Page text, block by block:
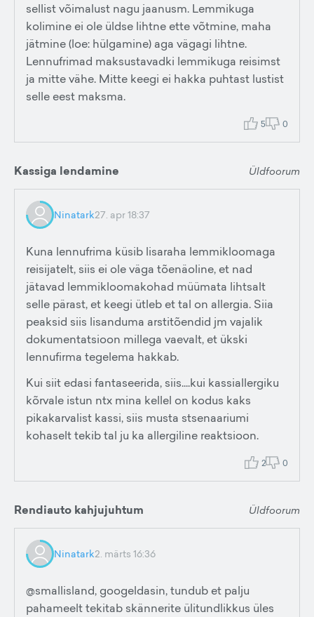
sellist võimalust nagu jaanusm. Lemmikuga
kolimine ei ole üldse lihtne ette võtmine, maha
jätmine (loe: hülgamine) aga vägagi lihtne.
Lennufrimad maksustavadki lemmikuga reisimst
ja mitte vähe. Mitte keegi ei hakka puhtast lustist
selle eest maksma.
5 0
Kassiga lendamine Üldfoorum
Ninatark27. apr 18:37
Kuna lennufrima küsib lisaraha lemmikloomaga
reisijatelt, siis ei ole väga tõenäoline, et nad
jätavad lemmikloomakohad müümata lihtsalt
selle pärast, et keegi ütleb et tal on allergia. Siia
peaksid siis lisanduma arstitõendid jm vajalik
dokumentatsioon millega vaevalt, et ükski
lennufirma tegelema hakkab.
Kui siit edasi fantaseerida, siis....kui kassiallergiku
kõrvale istun ntx mina kellel on kodus kaks
pikakarvalist kassi, siis musta stsenaariumi
kohaselt tekib tal ju ka allergiline reaktsioon.
2 0
Rendiauto kahjujuhtum Üldfoorum
Ninatark2. märts 16:36
@smallisland, googeldasin, tundub et palju
pahameelt tekitab skännerite ülitundlikkus üles